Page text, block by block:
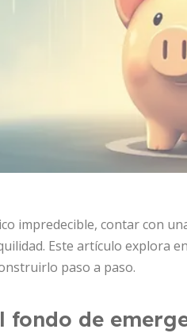
impredecible, contar con
Este artículo explora
paso a paso.
fondo de